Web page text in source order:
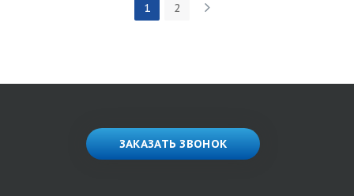
1 2
ЗАКАЗАТЬ ЗВОНОК